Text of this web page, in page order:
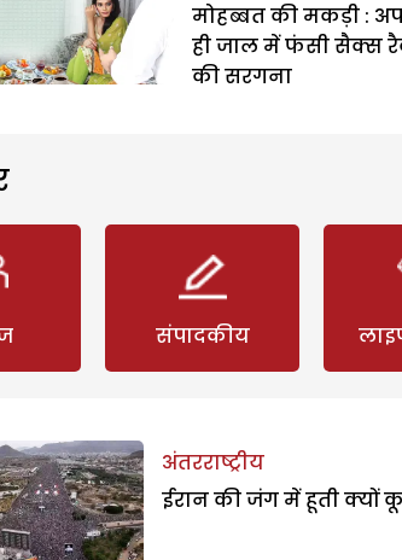
मोहब्बत की मकड़ी :
ही जाल में फंसी सैक्स
की सरगना
संपादकीय
अंतरराष्ट्रीय
ईरान की जंग में हूती क्यों